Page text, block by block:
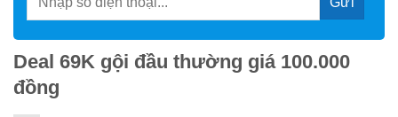
Deal 69K gội đầu thường giá 100.000
đồng